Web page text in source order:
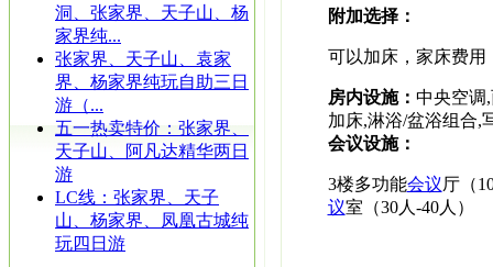
洞、张家界、天子山、杨
家界纯...
张家界、天子山、袁家
界、杨家界纯玩自助三日
游（...
五一热卖特价：张家界、
天子山、阿凡达精华两日
游
LC线：张家界、天子
山、杨家界、凤凰古城纯
玩四日游
附加选择：
可以加床，家床费用
房内设施： 中央空调
加床,淋浴/盆浴组合,
会议设施：
3楼多功能会议厅（
议室（30人-40人）